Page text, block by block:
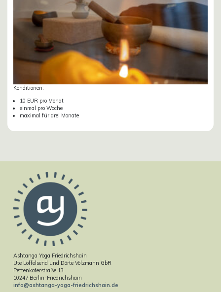
Konditionen:
10 EUR pro Monat
einmal pro Woche
maximal für drei Monate
Ashtanga Yoga Friedrichshain
Ute Löffelsend und Dörte Völzmann GbR
Pettenkoferstraße 13
10247 Berlin-Friedrichshain
info@ashtanga-yoga-friedrichshain.de